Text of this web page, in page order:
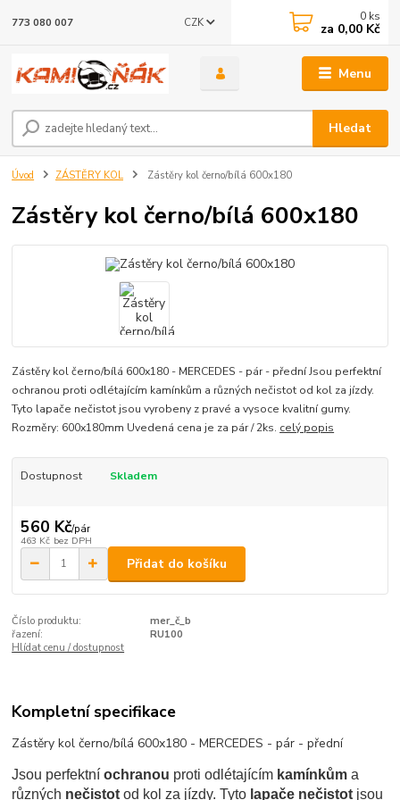
Menu
CZK
Hledat
773 080 007 0 ks
za 0,00 Kč
Úvod ZÁSTĚRY KOL Zástěry kol černo/bílá 600x180
Zástěry kol černo/bílá 600x180
Zástěry kol černo/bílá 600x180 - MERCEDES - pár - přední Jsou perfektní
ochranou proti odlétajícím kamínkům a různých nečistot od kol za jízdy.
Tyto lapače nečistot jsou vyrobeny z pravé a vysoce kvalitní gumy.
Rozměry: 600x180mm Uvedená cena je za pár / 2ks. celý popis
Dostupnost Skladem
560 Kč/pár
463 Kč bez DPH
Přidat do košíku
Číslo produktu:
mer_č_b
řazení:
RU100
Hlídat cenu / dostupnost
Kompletní specifikace
Zástěry kol černo/bílá 600x180 - MERCEDES - pár - přední
Jsou perfektníochranou proti odlétajícím kamínkům a
různých nečistot od kol za jízdy. Tyto lapače nečistot jsou